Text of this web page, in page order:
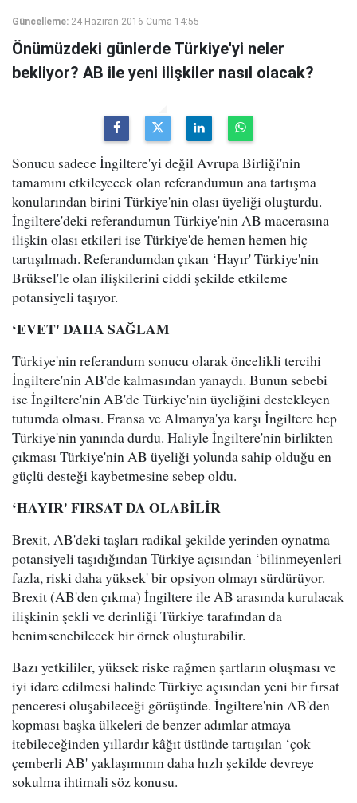
Güncelleme: 24 Haziran 2016 Cuma 14:55
Önümüzdeki günlerde Türkiye'yi neler
bekliyor? AB ile yeni ilişkiler nasıl olacak?
Sonucu sadece İngiltere'yi değil Avrupa Birliği'nin
tamamını etkileyecek olan referandumun ana tartışma
konularından birini Türkiye'nin olası üyeliği oluşturdu.
İngiltere'deki referandumun Türkiye'nin AB macerasına
ilişkin olası etkileri ise Türkiye'de hemen hemen hiç
tartışılmadı. Referandumdan çıkan ‘Hayır' Türkiye'nin
Brüksel'le olan ilişkilerini ciddi şekilde etkileme
potansiyeli taşıyor.
‘EVET' DAHA SAĞLAM
Türkiye'nin referandum sonucu olarak öncelikli tercihi
İngiltere'nin AB'de kalmasından yanaydı. Bunun sebebi
ise İngiltere'nin AB'de Türkiye'nin üyeliğini destekleyen
tutumda olması. Fransa ve Almanya'ya karşı İngiltere hep
Türkiye'nin yanında durdu. Haliyle İngiltere'nin birlikten
çıkması Türkiye'nin AB üyeliği yolunda sahip olduğu en
güçlü desteği kaybetmesine sebep oldu.
‘HAYIR' FIRSAT DA OLABİLİR
Brexit, AB'deki taşları radikal şekilde yerinden oynatma
potansiyeli taşıdığından Türkiye açısından ‘bilinmeyenleri
fazla, riski daha yüksek' bir opsiyon olmayı sürdürüyor.
Brexit (AB'den çıkma) İngiltere ile AB arasında kurulacak
ilişkinin şekli ve derinliği Türkiye tarafından da
benimsenebilecek bir örnek oluşturabilir.
Bazı yetkililer, yüksek riske rağmen şartların oluşması ve
iyi idare edilmesi halinde Türkiye açısından yeni bir fırsat
penceresi oluşabileceği görüşünde. İngiltere'nin AB'den
kopması başka ülkeleri de benzer adımlar atmaya
itebileceğinden yıllardır kâğıt üstünde tartışılan ‘çok
çemberli AB' yaklaşımının daha hızlı şekilde devreye
sokulma ihtimali söz konusu.